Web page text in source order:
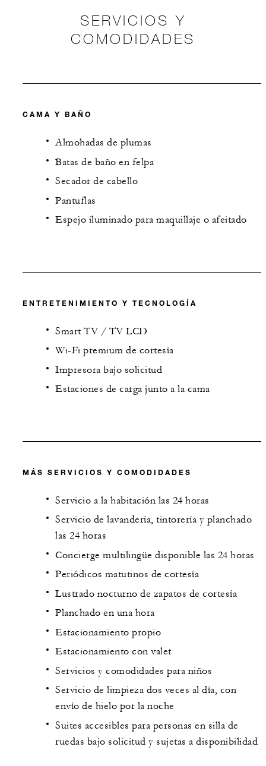
SERVICIOS Y
COMODIDADES
CAMA Y BAÑO
Almohadas de plumas
Batas de baño en felpa
Secador de cabello
Pantuflas
Espejo iluminado para maquillaje o afeitado
ENTRETENIMIENTO Y TECNOLOGÍA
Smart TV / TV LCD
Wi-Fi premium de cortesía
Impresora bajo solicitud
Estaciones de carga junto a la cama
MÁS SERVICIOS Y COMODIDADES
Servicio a la habitación las 24 horas
Servicio de lavandería, tintorería y planchado
las 24 horas
Concierge multilingüe disponible las 24 horas
Periódicos matutinos de cortesía
Lustrado nocturno de zapatos de cortesía
Planchado en una hora
Estacionamiento propio
Estacionamiento con valet
Servicios y comodidades para niños
Servicio de limpieza dos veces al día, con
envío de hielo por la noche
Suites accesibles para personas en silla de
ruedas bajo solicitud y sujetas a disponibilidad